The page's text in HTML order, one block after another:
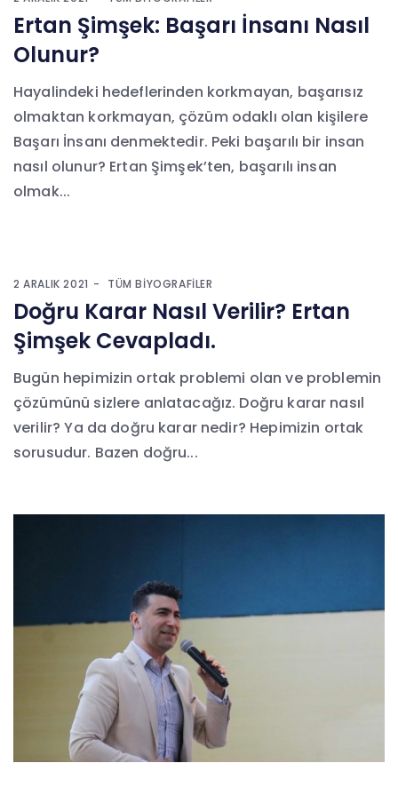
Ertan Şimşek: Başarı İnsanı Nasıl
Olunur?
Hayalindeki hedeflerinden korkmayan, başarısız
olmaktan korkmayan, çözüm odaklı olan kişilere
Başarı İnsanı denmektedir. Peki başarılı bir insan
nasıl olunur? Ertan Şimşek’ten, başarılı insan
olmak...
2 ARALIK 2021 TÜM BIYOGRAFILER
Doğru Karar Nasıl Verilir? Ertan
Şimşek Cevapladı.
Bugün hepimizin ortak problemi olan ve problemin
çözümünü sizlere anlatacağız. Doğru karar nasıl
verilir? Ya da doğru karar nedir? Hepimizin ortak
sorusudur. Bazen doğru...